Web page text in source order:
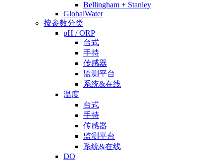
Bellingham + Stanley
GlobalWater
按参数分类
pH / ORP
台式
手持
传感器
监测平台
系统&在线
温度
台式
手持
传感器
监测平台
系统&在线
DO